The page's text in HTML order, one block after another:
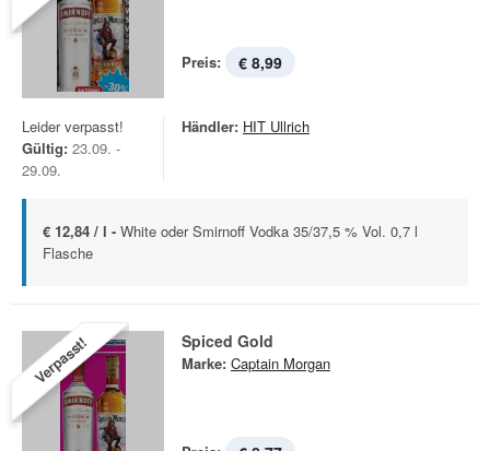
Preis: € 8,99
Leider verpasst!
Gültig: 23.09. -
29.09.
Händler: HIT Ullrich
€ 12,84 / l - White oder Smirnoff Vodka 35/37,5 % Vol. 0,7 l
Flasche
Verpasst! Spiced Gold
Marke: Captain Morgan